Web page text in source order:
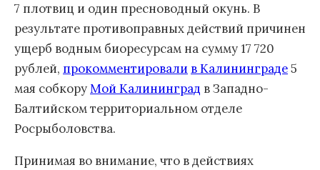
7 плотвиц и один пресноводный окунь. В
результате противоправных действий причинен
ущерб водным биоресурсам на сумму 17 720
рублей, прокомментировали в Калининграде5
мая собкоруМой Калининград в Западно-
Балтийском территориальном отделе
Росрыболовства.
Принимая во внимание, что в действиях